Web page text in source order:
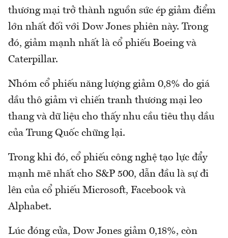
thương mại trở thành nguồn sức ép giảm điểm
lớn nhất đối với Dow Jones phiên này. Trong
đó, giảm mạnh nhất là cổ phiếu Boeing và
Caterpillar.
Nhóm cổ phiếu năng lượng giảm 0,8% do giá
dầu thô giảm vì chiến tranh thương mại leo
thang và dữ liệu cho thấy nhu cầu tiêu thụ dầu
của Trung Quốc chững lại.
Trong khi đó, cổ phiếu công nghệ tạo lực đẩy
mạnh mẽ nhất cho S&P 500, dẫn đầu là sự đi
lên của cổ phiếu Microsoft, Facebook và
Alphabet.
Lúc đóng cửa, Dow Jones giảm 0,18%, còn